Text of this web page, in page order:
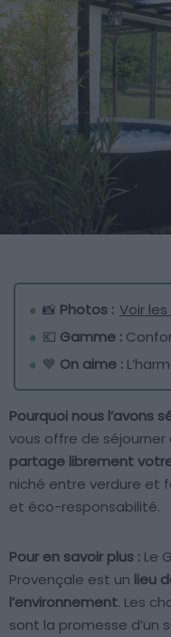
📸 Photos : Voir
💶 Gamme :
💙 On aime :
Pourquoi nous l’avons
vous offre de séjourner
partage librement
niché entre verdure et
et éco-responsabilité.
Pour en savoir plus : Le
Provençale est un lieu
l’environnement. Les
sont la promesse d’un